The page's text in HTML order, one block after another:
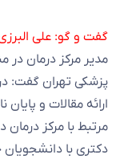
گفت و گو: علی
مدیر مرکز درمان
پزشکی تهران گفت:
ارائه مقالات و
مرتبط با مرکز
دکتری با